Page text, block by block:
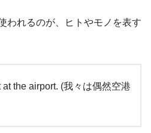
われるのが、ヒトやモノを表す
the airport. (我々は偶然空港